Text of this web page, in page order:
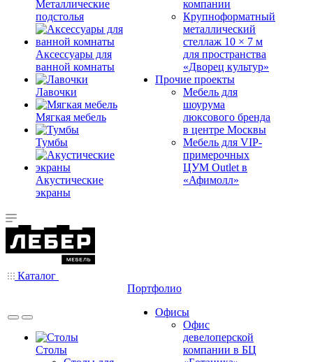
Металлические
подстолья
Аксессуары для
ванной комнаты
Лавочки
Мягкая мебель
Тумбы
Акустические
экраны
компании
Крупноформатный
металлический
стеллаж 10 × 7 м
для пространства
«Дворец культур»
Прочие проекты
Мебель для
шоурума
люксового бренда
в центре Москвы
Мебель для VIP-
примерочных
ЦУМ Outlet в
«Афимолл»
Каталог
Столы
Портфолио
Офисы
Офис
девелоперской
компании в БЦ